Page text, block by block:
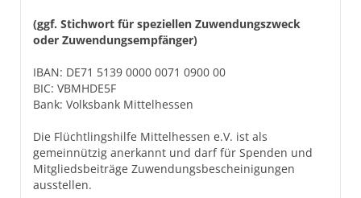
(ggf. Stichwort für speziellen Zuwendungszweck
oder Zuwendungsempfänger)
IBAN: DE71 5139 0000 0071 0900 00
BIC: VBMHDE5F
Bank: Volksbank Mittelhessen
Die Flüchtlingshilfe Mittelhessen e.V. ist als
gemeinnützig anerkannt und darf für Spenden und
Mitgliedsbeiträge Zuwendungsbescheinigungen
ausstellen.